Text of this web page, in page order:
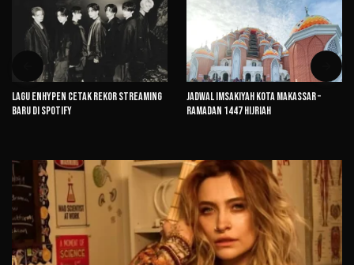
Lagu ENHYPEN Cetak Rekor Streaming
Baru di Spotify
Jadwal Imsakiyah Kota Makassar –
Ramadan 1447 Hijriah